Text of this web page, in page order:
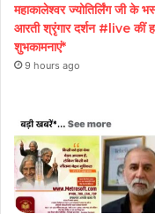
महाकालेश्वर ज्योतिर्लिंग जी के
आरती श्रृंगार दर्शन #live कीं
शुभकामनाएं*
9 hours ago